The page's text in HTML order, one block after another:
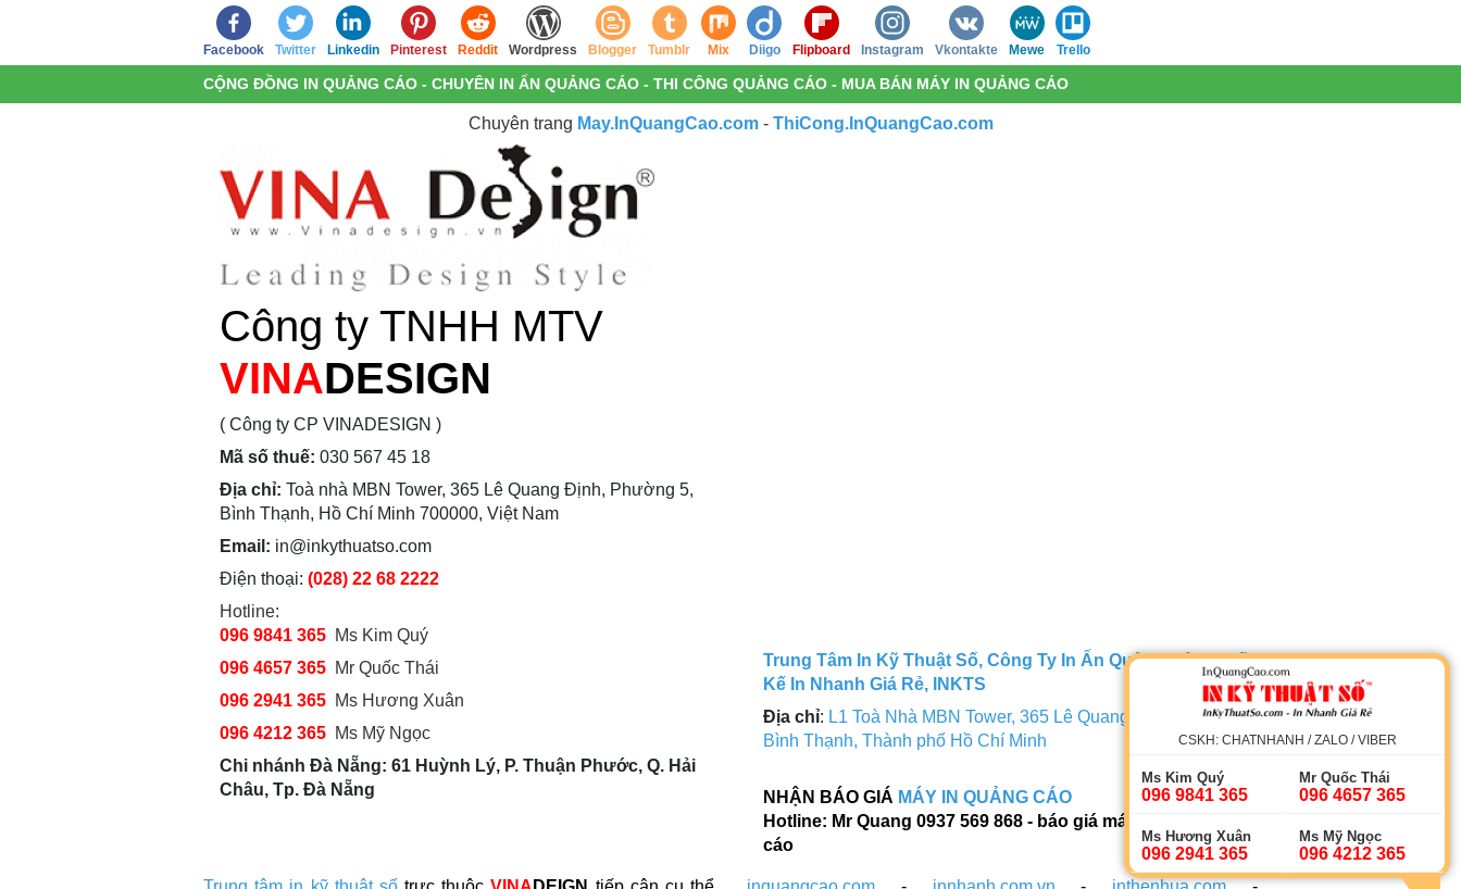
Facebook Twitter Linkedin Pinterest Reddit Wordpress Blogger Tumblr Mix Diigo Flipboard Instagram Vkontakte Mewe Trello
CỘNG ĐỒNG IN QUẢNG CÁO - CHUYÊN IN ẤN QUẢNG CÁO - THI CÔNG QUẢNG CÁO - MUA BÁN MÁY IN QUẢNG CÁO
Chuyên trang May.InQuangCao.com- ThiCong.InQuangCao.com
Công ty TNHH MTV
VINADESIGN
( Công ty CP VINADESIGN )
Mã số thuế: 030 567 45 18
Địa chỉ: Toà nhà MBN Tower, 365 Lê Quang Định, Phường 5,
Bình Thạnh, Hồ Chí Minh 700000, Việt Nam
Email: in@inkythuatso.com
Điện thoại: (028) 22 68 2222
Hotline:
096 9841 365 Ms Kim Quý
096 4657 365 Mr Quốc Thái
096 2941 365 Ms Hương Xuân
096 4212 365 Ms Mỹ Ngọc
Chi nhánh Đà Nẵng: 61 Huỳnh Lý, P. Thuận Phước, Q. Hải
Châu, Tp. Đà Nẵng
Trung Tâm In Kỹ Thuật Số, Công Ty In Ấn Quảng Cáo. Thiết
Kế In Nhanh Giá Rẻ, INKTS
Địa chỉ: L1 Toà Nhà MBN Tower, 365 Lê Quang Định, Phường 5,
Bình Thạnh, Thành phố Hồ Chí Minh
NHẬN BÁO GIÁ MÁY IN QUẢNG CÁO
Hotline: Mr Quang 0937 569 868 - báo giá máy in phun quảng
cáo
CSKH: CHATNHANH / ZALO / VIBER
Ms Kim Quý
096 9841 365
Mr Quốc Thái
096 4657 365
Ms Hương Xuân
096 2941 365
Ms Mỹ Ngọc
096 4212 365